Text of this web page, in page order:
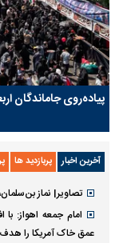
پیاده‌روی جاماندگان
آخرین اخبار پربازدید ها
تصاویر| نماز
عمق خاک آمریکا را هدف